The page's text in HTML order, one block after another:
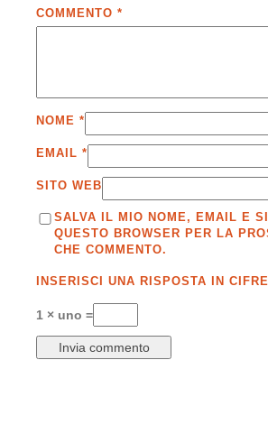
COMMENTO *
NOME *
EMAIL *
SITO WEB
SALVA IL MIO NOME, EMAIL E
QUESTO BROWSER PER LA
CHE COMMENTO.
INSERISCI UNA RISPOSTA IN
1 × uno =